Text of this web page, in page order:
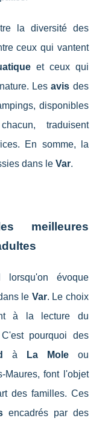
la diversité des
ceux qui vantent
et ceux qui
Lesavis des
disponibles
traduisent
En somme, la
dans le Var.
meilleures
évoque
le Var. Le choix
à la lecture du
pourquoi des
à La Moleou
Maures, font l'objet
des familles. Ces
encadrés par des